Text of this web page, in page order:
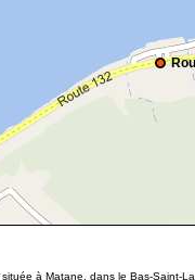
à Matane, dans le Bas-Saint-